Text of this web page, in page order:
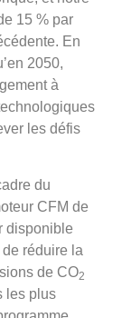
15 % par
En
2050,
à
les défis
du
CFM de
disponible
réduire la
de CO2
les plus